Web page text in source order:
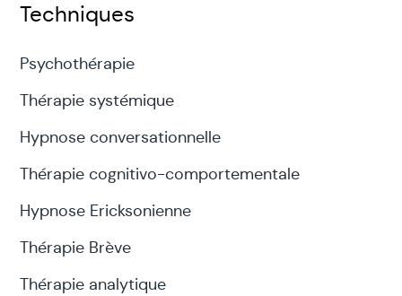
Techniques
Psychothérapie
Thérapie systémique
Hypnose conversationnelle
Thérapie cognitivo-comportementale
Hypnose Ericksonienne
Thérapie Brève
Thérapie analytique